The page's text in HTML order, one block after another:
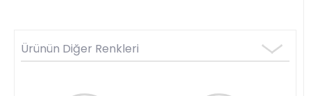
Ürünün Diğer Renkleri